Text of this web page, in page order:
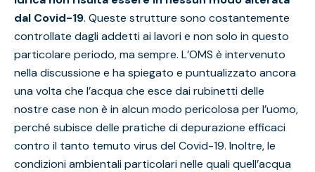
dal Covid-19. Queste strutture sono costantemente
controllate dagli addetti ai lavori e non solo in questo
particolare periodo, ma sempre. L’OMS è intervenuto
nella discussione e ha spiegato e puntualizzato ancora
una volta che l’acqua che esce dai rubinetti delle
nostre case non è in alcun modo pericolosa per l’uomo,
perché subisce delle pratiche di depurazione efficaci
contro il tanto temuto virus del Covid-19. Inoltre, le
condizioni ambientali particolari nelle quali quell’acqua